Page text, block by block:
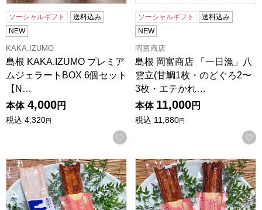
ソーシャルギフト
送料込み
NEW
KAKA.IZUMO
島根 KAKA.IZUMO プレミア
ムジェラートBOX 6個セット
【N…
本体 4,000円
税込 4,320円
お気に入りに登録する
ソーシャルギフト
送料込み
NEW
岡富商店
島根 岡富商店 「一日漁」八
雲立(甘鯛1枚・のどぐろ2〜
3枚・エテかれ…
本体 11,000円
税込 11,880円
島根 岡富商店 天女の羽衣〜あなご一夜干し・かば焼き詰合
島根 岡富商店 天女の羽衣〜